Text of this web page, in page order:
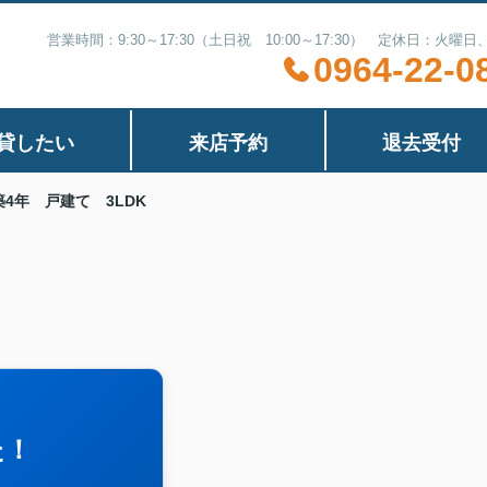
営業時間：9:30～17:30（土日祝 10:00～17:30） 定休日：火曜日
0964-22-
したい 来店予約 退去受付
4年 戸建て 3LDK